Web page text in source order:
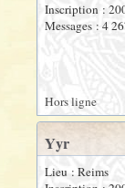
Inscription :
Messages : 4
Hors ligne
Yyr
Lieu : Reims